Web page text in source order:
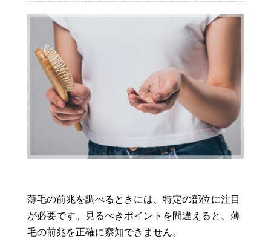
薄毛の前兆を調べるときには、特定の部位に注目
が必要です。見るべきポイントを間違えると、薄
毛の前兆を正確に察知できません。